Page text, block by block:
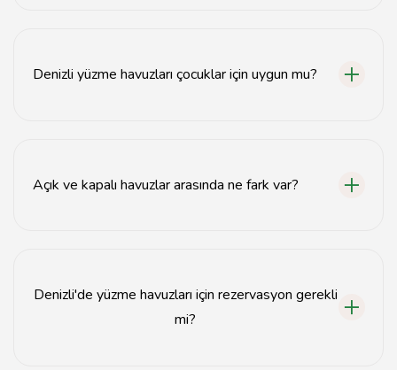
Denizli yüzme havuzları çocuklar için uygun mu?
Açık ve kapalı havuzlar arasında ne fark var?
Denizli'de yüzme havuzları için rezervasyon gerekli
mi?